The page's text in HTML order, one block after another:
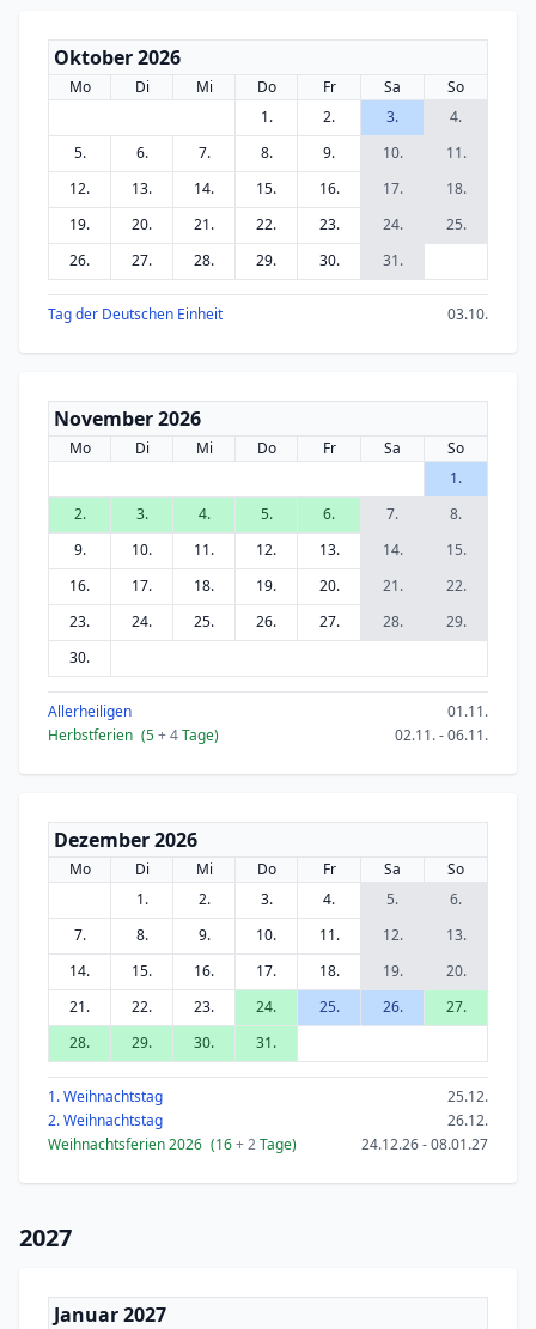
Oktober 2026
Mo Di Mi Do Fr Sa
So
1.
2. 3.
4.
5.
6. 7. 8. 9. 10.
11.
12.
13. 14. 15. 16. 17.
18.
19.
20. 21. 22. 23. 24.
25.
26.
27. 28. 29. 30. 31.
Tag der Deutschen Einheit 03.10.
November 2026
Mo Di Mi Do Fr Sa
So
1.
2.
3. 4. 5. 6. 7.
8.
9.
10. 11. 12. 13. 14.
15.
16.
17. 18. 19. 20. 21.
22.
23.
24. 25. 26. 27. 28.
29.
30.
Allerheiligen
01.11.
Herbstferien (5+ 4Tage) 02.11. - 06.11.
Dezember 2026
Mo Di Mi Do Fr Sa
So
1.
2. 3. 4. 5.
6.
7.
8. 9. 10. 11. 12.
13.
14.
15. 16. 17. 18. 19.
20.
21.
22. 23. 24. 25. 26.
27.
28.
29. 30. 31.
1. Weihnachtstag
25.12.
2. Weihnachtstag
26.12.
Weihnachtsferien 2026 (16+ 2Tage) 24.12.26 - 08.01.27
2027
Januar 2027